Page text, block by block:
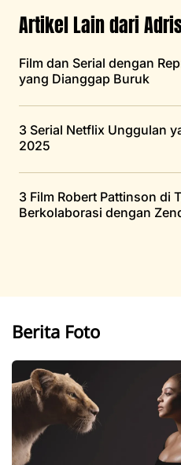
Artikel Lain dari
Film dan Serial dengan
yang Dianggap Buruk
3 Serial Netflix Unggulan
2025
3 Film Robert Pattinson di
Berkolaborasi dengan
Berita Foto